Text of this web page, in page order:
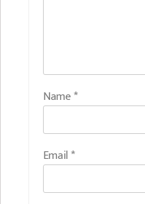
Name*
Email *